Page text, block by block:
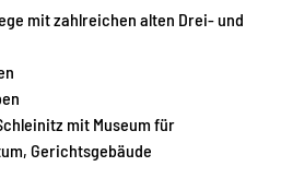
mit zahlreichen alten Drei- und
mit Museum für
Gerichtsgebäude